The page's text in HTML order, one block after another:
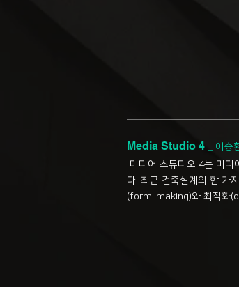
Media Studio 4
이승
미디어 스튜디오 4는 미디
다. 최근 건축설계의 한 가
(form-making)와 최적화